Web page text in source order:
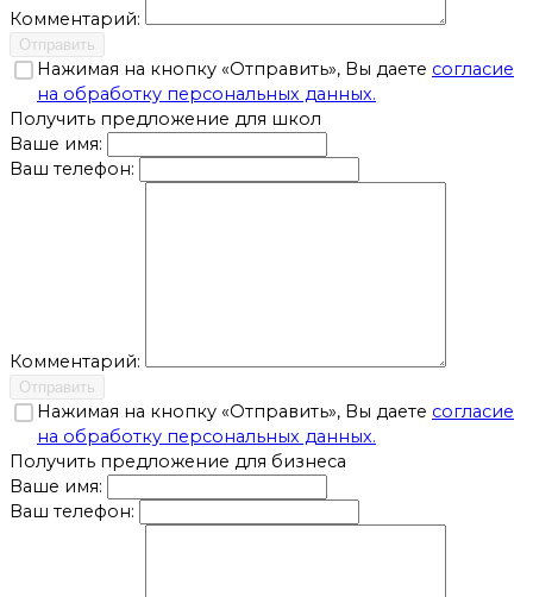
Комментарий:
Отправить
Нажимая на кнопку «Отправить», Вы даете согласие
на обработку персональных данных.
Получить предложение для школ
Ваше имя:
Ваш телефон:
Комментарий:
Отправить
Нажимая на кнопку «Отправить», Вы даете согласие
на обработку персональных данных.
Получить предложение для бизнеса
Ваше имя:
Ваш телефон: